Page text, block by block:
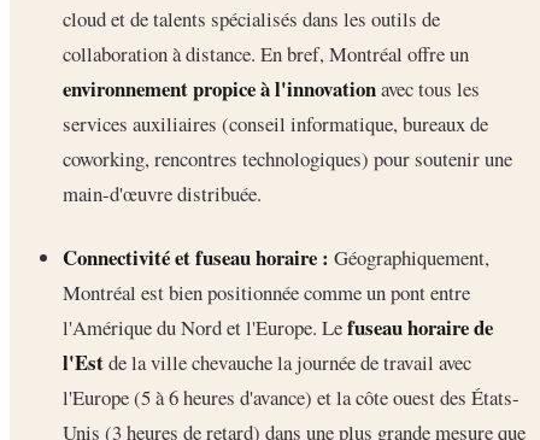
cloud et de talents spécialisés dans les outils de
collaboration à distance. En bref, Montréal offre un
environnement propice à l'innovationavec tous les
services auxiliaires (conseil informatique, bureaux de
coworking, rencontres technologiques) pour soutenir une
main-d'œuvre distribuée.
Connectivité et fuseau horaire : Géographiquement,
Montréal est bien positionnée comme un pont entre
l'Amérique du Nord et l'Europe. Lefuseau horaire de
l'Estde la ville chevauche la journée de travail avec
l'Europe (5 à 6 heures d'avance) et la côte ouest des États-
Unis (3 heures de retard) dans une plus grande mesure que